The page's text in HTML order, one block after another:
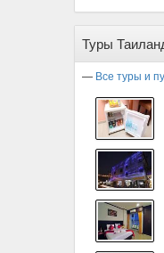
Туры
— Все туры и